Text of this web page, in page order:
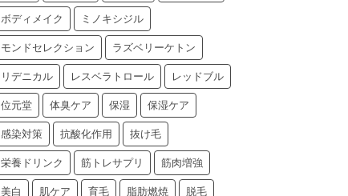
ボディメイク ミノキシジル
モンドセレクション ラズベリーケトン
リデニカル レスベラトロール レッドブル
位元堂 体臭ケア 保湿 保湿ケア
感染対策 抗酸化作用 抜け毛
栄養ドリンク 筋トレサプリ 筋肉増強
美白 肌ケア 育毛 脂肪燃焼 脱毛